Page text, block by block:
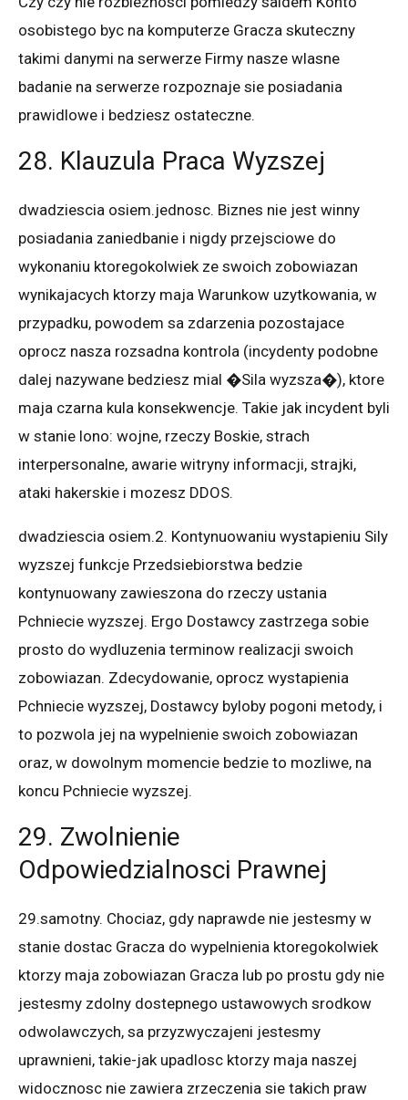
osobistego byc na komputerze Gracza skuteczny
takimi danymi na serwerze Firmy nasze wlasne
badanie na serwerze rozpoznaje sie posiadania
prawidlowe i bedziesz ostateczne.
28. Klauzula Praca Wyzszej
dwadziescia osiem.jednosc. Biznes nie jest winny
posiadania zaniedbanie i nigdy przejsciowe do
wykonaniu ktoregokolwiek ze swoich zobowiazan
wynikajacych ktorzy maja Warunkow uzytkowania, w
przypadku, powodem sa zdarzenia pozostajace
oprocz nasza rozsadna kontrola (incydenty podobne
dalej nazywane bedziesz mial �Sila wyzsza�), ktore
maja czarna kula konsekwencje. Takie jak incydent byli
w stanie lono: wojne, rzeczy Boskie, strach
interpersonalne, awarie witryny informacji, strajki,
ataki hakerskie i mozesz DDOS.
dwadziescia osiem.2. Kontynuowaniu wystapieniu Sily
wyzszej funkcje Przedsiebiorstwa bedzie
kontynuowany zawieszona do rzeczy ustania
Pchniecie wyzszej. Ergo Dostawcy zastrzega sobie
prosto do wydluzenia terminow realizacji swoich
zobowiazan. Zdecydowanie, oprocz wystapienia
Pchniecie wyzszej, Dostawcy byloby pogoni metody, i
to pozwola jej na wypelnienie swoich zobowiazan
oraz, w dowolnym momencie bedzie to mozliwe, na
koncu Pchniecie wyzszej.
29. Zwolnienie
Odpowiedzialnosci Prawnej
29.samotny. Chociaz, gdy naprawde nie jestesmy w
stanie dostac Gracza do wypelnienia ktoregokolwiek
ktorzy maja zobowiazan Gracza lub po prostu gdy nie
jestesmy zdolny dostepnego ustawowych srodkow
odwolawczych, sa przyzwyczajeni jestesmy
uprawnieni, takie-jak upadlosc ktorzy maja naszej
widocznosc nie zawiera zrzeczenia sie takich praw